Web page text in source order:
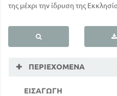
της μέχρι την ίδρυση της
ΠΕΡΙΕΧΌΜΕΝΑ
ΕΙΣΑΓΩΓΗ